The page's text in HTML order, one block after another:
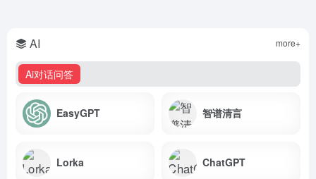
AI
Ai对话问答
more+
EasyGPT 智谱清言
Lorka ChatGPT